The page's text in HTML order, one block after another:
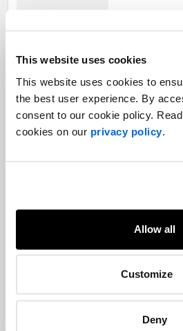
This website uses cookies
This website uses cookies to
the best user experience. By
consent to our cookie policy.
cookies on our privacy policy.
Allow all
Customize
Deny
Le mouvement
récit de
Biens et services
Responsabilité
Communication
Responsabilité
L'été de la
NATIONAL:
l'inclusion à
Communication
Responsabilité